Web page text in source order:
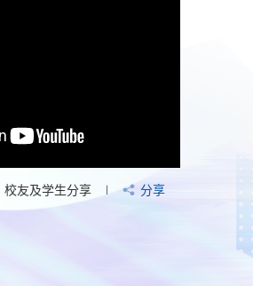
校友及学生分享 分享